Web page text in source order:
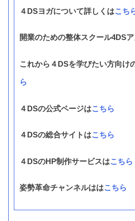
４DSヨガについて詳しくはこち
開業のための整体スクール4DS
これから４DSを学びたい方向け
ら
４DSの公式ページはこちら
４DSの総合サイトはこちら
４DSのHP制作サービスはこちら
姿勢革命チャンネルははこちら